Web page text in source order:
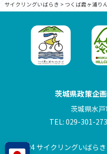
サイクリングいばらき > つくば霞ヶ浦り
茨城県政策企
茨城県水
TEL: 029-301-
© 2024 サイクリングいばらき